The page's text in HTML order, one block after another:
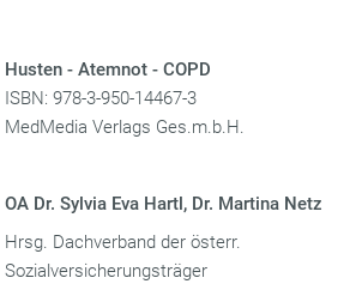
Husten - Atemnot - COPD
ISBN: 978-3-950-14467-3
MedMedia Verlags Ges.m.b.H.
OA Dr. Sylvia Eva Hartl, Dr. Martina Netz
Hrsg. Dachverband der österr.
Sozialversicherungsträger